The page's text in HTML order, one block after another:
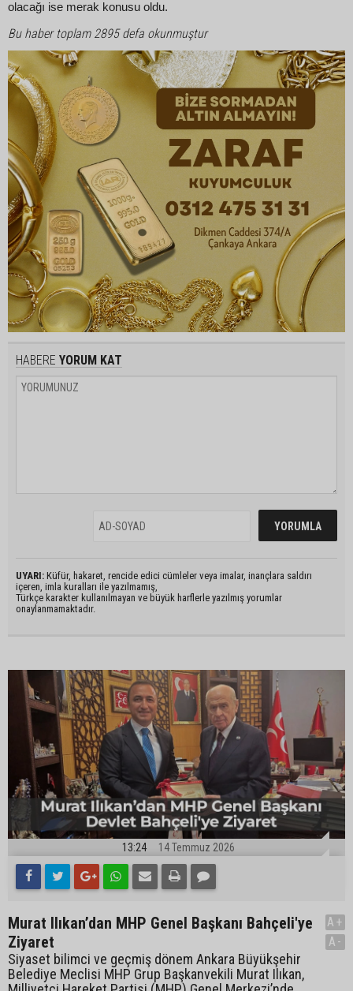
olacağı ise merak konusu oldu.
Bu haber toplam 2895 defa okunmuştur
HABERE YORUM KAT
UYARI: Küfür, hakaret, rencide edici cümleler veya imalar, inançlara saldırı
içeren, imla kuralları ile yazılmamış,
Türkçe karakter kullanılmayan ve büyük harflerle yazılmış yorumlar
onaylanmamaktadır.
13:24 14 Temmuz 2026
Murat Ilıkan’dan MHP Genel Başkanı Bahçeli'ye
Ziyaret
Siyaset bilimci ve geçmiş dönem Ankara Büyükşehir
Belediye Meclisi MHP Grup Başkanvekili Murat Ilıkan,
A+
A-